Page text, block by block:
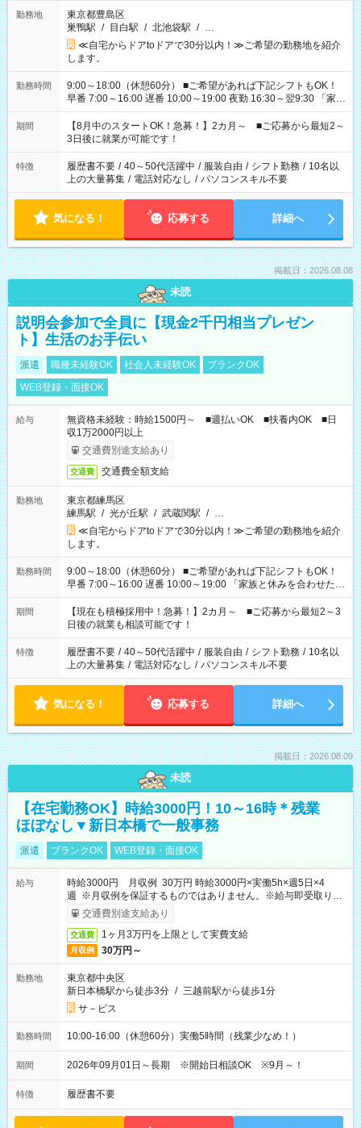
勤務地
東京都豊島区
巣鴨駅 / 目白駅 / 北池袋駅 / …
≪自宅からドアtoドアで30分以内！≫ご希望の勤務地を紹介
します。
勤務時間
9:00～18:00（休憩60分） ■ご希望があれば下記シフトもOK！
早番 7:00～16:00 遅番 10:00～19:00 夜勤 16:30～翌9:30 「家族
と休みを合わせたい」 「余裕を持って夕飯の準備がしたい」
「できれば残業はしたくない」 など、ご希望を教えてください
ね。 ※Wワーク希望の方へ 今ご覧のお仕事で希望する勤務時間
と、もう1つのお仕事の勤務時間。 合計で週40時間を超える場
合は応募できません。
期間
【8月中のスタートOK！急募！】2カ月～ ■ご応募から最短2～
3日後に就業が可能です！
特徴 履歴書不要 / 40～50代活躍中 / 服装自由 / シフト勤務 / 10名以
上の大量募集 / 電話対応なし / パソコンスキル不要
気になる！ 応募する 詳細へ
掲載日：2026.08.08
未読
説明会参加で全員に【現金2千円相当プレゼン
ト】生活のお手伝い
派遣 職種未経験OK 社会人未経験OK
ブランクOK
WEB登録・面接OK
給与
無資格未経験：時給1500円～ ■週払いOK ■扶養内OK ■日
収1万2000円以上
交通費別途支給あり
交通費 交通費全額支給
勤務地
東京都練馬区
練馬駅 / 光が丘駅 / 武蔵関駅 / …
≪自宅からドアtoドアで30分以内！≫ご希望の勤務地を紹介
します。
勤務時間
9:00～18:00（休憩60分） ■ご希望があれば下記シフトもOK！
早番 7:00～16:00 遅番 10:00～19:00 「家族と休みを合わせた
い」 「余裕を持って夕飯の準備がしたい」 「できれば残業はし
たくない」 など、ご希望を教えてくださいね。 ※Wワーク希望
の方へ 今ご覧のお仕事で希望する勤務時間と、もう1つのお仕事
の勤務時間。 合計で週40時間を超える場合は応募できません。
期間
【現在も積極採用中！急募！】2カ月～ ■ご応募から最短2～3
日後の就業も相談可能です！
特徴 履歴書不要 / 40～50代活躍中 / 服装自由 / シフト勤務 / 10名以
上の大量募集 / 電話対応なし / パソコンスキル不要
気になる！ 応募する 詳細へ
掲載日：2026.08.09
未読
【在宅勤務OK】時給3000円！10～16時＊残業
ほぼなし▼新日本橋で一般事務
派遣 ブランクOK WEB登録・面接OK
給与
時給3000円 月収例 30万円 時給3000円×実働5h×週5日×4
週 ※月収例を保証するものではありません。※給与即受取りサ
ービス利用可（利用条件有）
交通費別途支給あり
交通費 1ヶ月3万円を上限として実費支給
月収例 30万円～
勤務地
東京都中央区
新日本橋駅から徒歩3分 / 三越前駅から徒歩1分
サ－ビス
勤務時間 10:00-16:00（休憩60分）実働5時間（残業少なめ！）
期間 2026年09月01日～長期 ※開始日相談OK ※9月～！
特徴 履歴書不要